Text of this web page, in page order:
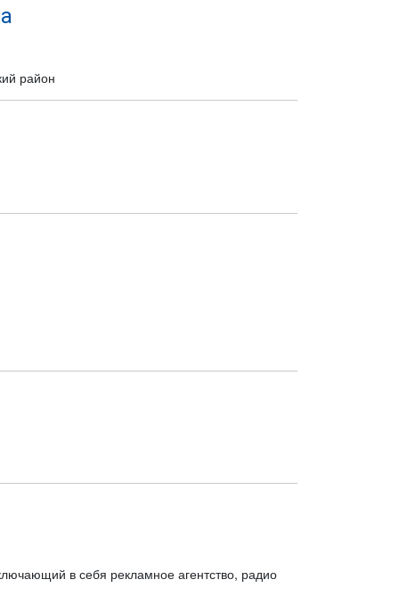
район
в себя рекламное агентство, радио